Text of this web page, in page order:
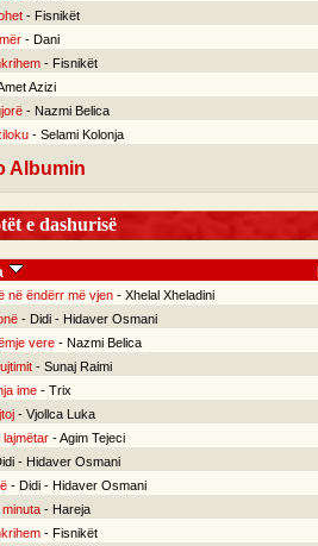
- Fisnikët
- Dani
- Fisnikët
Azizi
- Nazmi Belica
- Selami Kolonja
Albumin
e dashurisë
në ëndërr më vjen- Xhelal Xheladini
- Didi - Hidaver Osmani
vere- Nazmi Belica
- Sunaj Raimi
ime- Trix
- Vjollca Luka
lajmëtar- Agim Tejeci
- Hidaver Osmani
- Didi - Hidaver Osmani
- Hareja
- Fisnikët